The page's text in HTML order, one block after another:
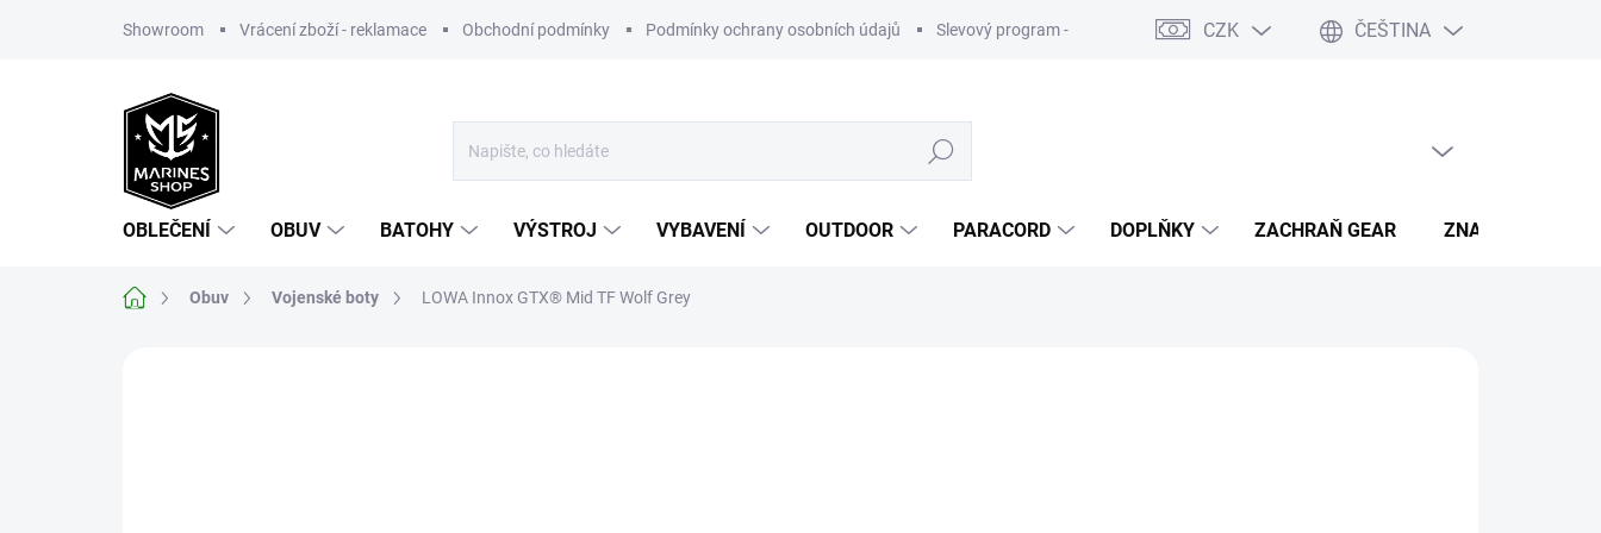
Showroom Vrácení zboží - reklamace Obchodní podmínky Podmínky ochrany osobních údajů Slevový program - výhody CZK ČEŠTINA
Hledat
OBLEČENÍ OBUV BATOHY VÝSTROJ VYBAVENÍ OUTDOOR PARACORD DOPLŇKY ZACHRAŇ GEAR ZNAČKY
Domů Obuv Vojenské boty LOWA Innox GTX® Mid TF Wolf Grey